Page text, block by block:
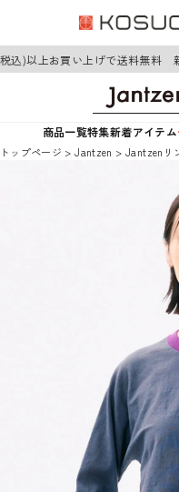
)以上お買い上げで送料無料 新
商品一覧特集新着アイテム
トップページ Jantzen Jantzenリ